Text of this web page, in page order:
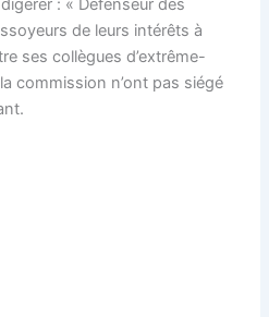
: « Défenseur des
de leurs intérêts à
ses collègues d’extrême-
commission n’ont pas siégé